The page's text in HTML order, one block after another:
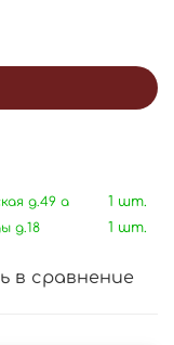
в сравнение
д.49 а
1 шт.
д.18
1 шт.